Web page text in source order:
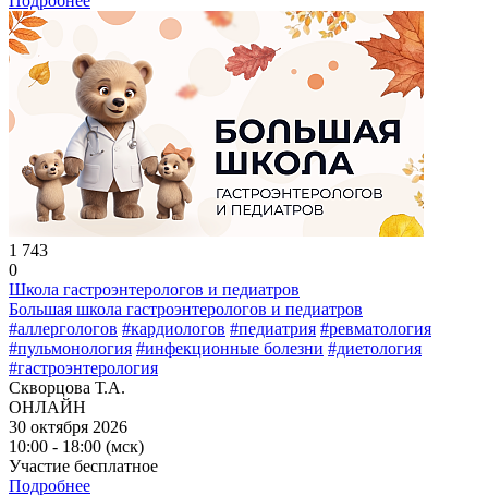
1 743
0
Школа гастроэнтерологов и педиатров
Большая школа гастроэнтерологов и педиатров
#аллергологов #кардиологов #педиатрия #ревматология
#пульмонология #инфекционные болезни #диетология
#гастроэнтерология
Скворцова Т.А.
ОНЛАЙН
30 октября 2026
10:00 - 18:00 (мск)
Участие бесплатное
Подробнее